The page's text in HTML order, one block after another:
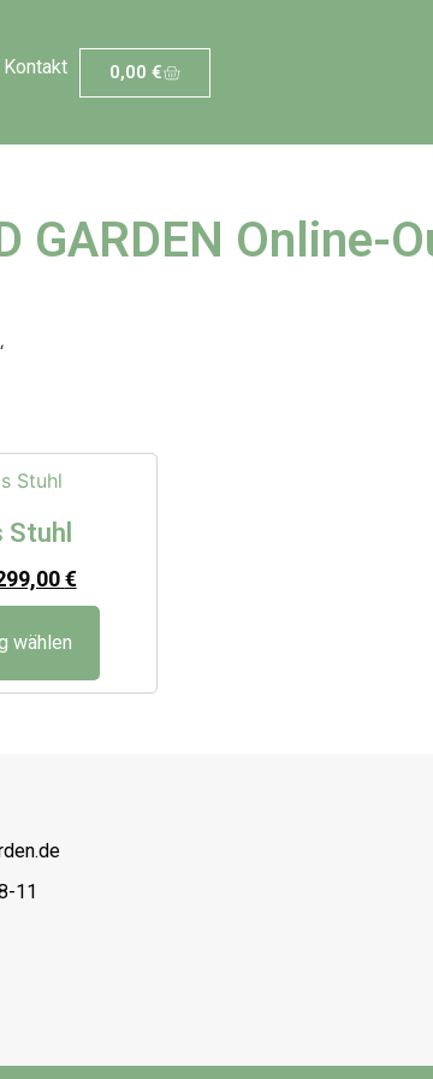
Kontakt 0,00 €
GARDEN Online-
Stuhl
€
wählen
11